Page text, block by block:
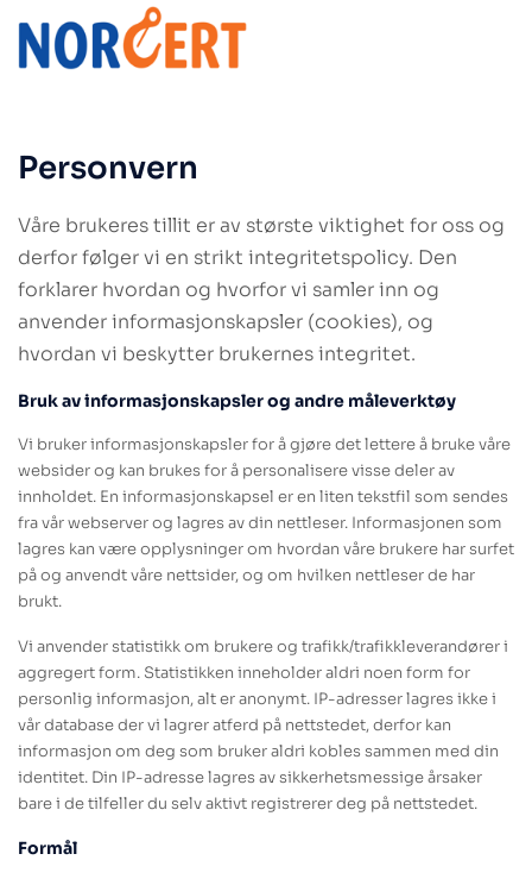
Personvern
Våre brukeres tillit er av største viktighet for oss og
derfor følger vi en strikt integritetspolicy. Den
forklarer hvordan og hvorfor vi samler inn og
anvender informasjonskapsler (cookies), og
hvordan vi beskytter brukernes integritet.
Bruk av informasjonskapsler og andre måleverktøy
Vi bruker informasjonskapsler for å gjøre det lettere å bruke våre
websider og kan brukes for å personalisere visse deler av
innholdet. En informasjonskapsel er en liten tekstfil som sendes
fra vår webserver og lagres av din nettleser. Informasjonen som
lagres kan være opplysninger om hvordan våre brukere har surfet
på og anvendt våre nettsider, og om hvilken nettleser de har
brukt.
Vi anvender statistikk om brukere og trafikk/trafikkleverandører i
aggregert form. Statistikken inneholder aldri noen form for
personlig informasjon, alt er anonymt. IP-adresser lagres ikke i
vår database der vi lagrer atferd på nettstedet, derfor kan
informasjon om deg som bruker aldri kobles sammen med din
identitet. Din IP-adresse lagres av sikkerhetsmessige årsaker
bare i de tilfeller du selv aktivt registrerer deg på nettstedet.
Formål